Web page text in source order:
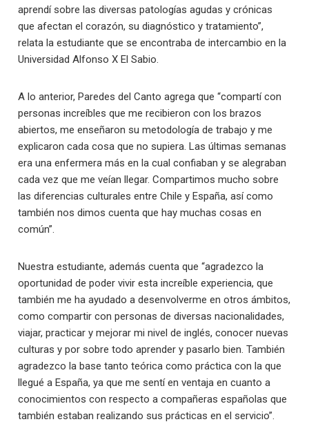
aprendí sobre las diversas patologías agudas y crónicas
que afectan el corazón, su diagnóstico y tratamiento”,
relata la estudiante que se encontraba de intercambio en la
Universidad Alfonso X El Sabio.
A lo anterior, Paredes del Canto agrega que “compartí con
personas increíbles que me recibieron con los brazos
abiertos, me enseñaron su metodología de trabajo y me
explicaron cada cosa que no supiera. Las últimas semanas
era una enfermera más en la cual confiaban y se alegraban
cada vez que me veían llegar. Compartimos mucho sobre
las diferencias culturales entre Chile y España, así como
también nos dimos cuenta que hay muchas cosas en
común”.
Nuestra estudiante, además cuenta que “agradezco la
oportunidad de poder vivir esta increíble experiencia, que
también me ha ayudado a desenvolverme en otros ámbitos,
como compartir con personas de diversas nacionalidades,
viajar, practicar y mejorar mi nivel de inglés, conocer nuevas
culturas y por sobre todo aprender y pasarlo bien. También
agradezco la base tanto teórica como práctica con la que
llegué a España, ya que me sentí en ventaja en cuanto a
conocimientos con respecto a compañeras españolas que
también estaban realizando sus prácticas en el servicio”.